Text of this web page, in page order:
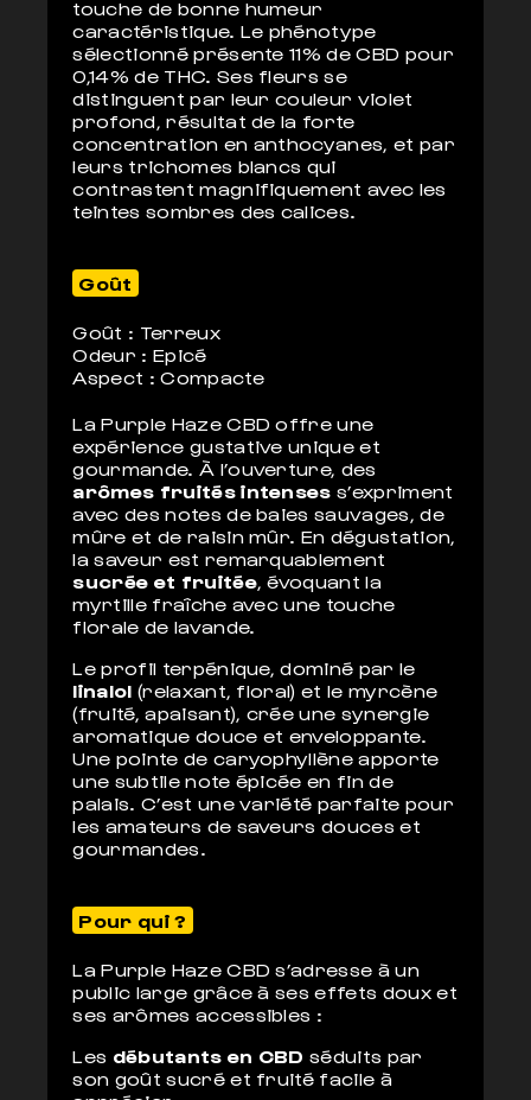
touche de bonne humeur
caractéristique. Le phénotype
sélectionné présente 11% de CBD pour
0,14% de THC. Ses fleurs se
distinguent par leur couleur violet
profond, résultat de la forte
concentration en anthocyanes, et par
leurs trichomes blancs qui
contrastent magnifiquement avec les
teintes sombres des calices.
Goût
Goût : Terreux
Odeur : Epicé
Aspect : Compacte
La Purple Haze CBD offre une
expérience gustative unique et
gourmande. À l’ouverture, des
arômes fruités intenses s’expriment
avec des notes de baies sauvages, de
mûre et de raisin mûr. En dégustation,
la saveur est remarquablement
sucrée et fruitée, évoquant la
myrtille fraîche avec une touche
florale de lavande.
Le profil terpénique, dominé par le
linalol (relaxant, floral) et le myrcène
(fruité, apaisant), crée une synergie
aromatique douce et enveloppante.
Une pointe de caryophyllène apporte
une subtile note épicée en fin de
palais. C’est une variété parfaite pour
les amateurs de saveurs douces et
gourmandes.
Pour qui ?
La Purple Haze CBD s’adresse à un
public large grâce à ses effets doux et
ses arômes accessibles :
Les débutants en CBD séduits par
son goût sucré et fruité facile à